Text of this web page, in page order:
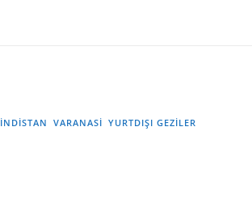
VARANASI YURTDIŞI GEZILER